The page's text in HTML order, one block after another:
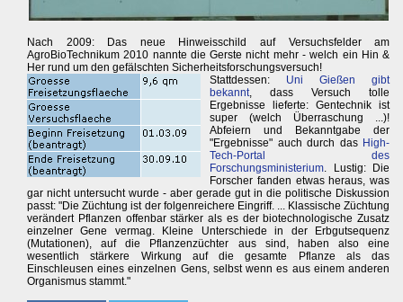
Nach 2009: Das neue Hinweisschild auf Versuchsfelder am
AgroBioTechnikum 2010 nannte die Gerste nicht mehr - welch ein Hin &
Her rund um den gefälschten Sicherheitsforschungsversuch!
Stattdessen: Uni Gießen gibt
bekannt, dass Versuch tolle
Ergebnisse lieferte: Gentechnik ist
super (welch Überraschung ...)!
Abfeiern und Bekanntgabe der
"Ergebnisse" auch durch das High-
Tech-Portal des
Forschungsministerium. Lustig: Die
Forscher fanden etwas heraus, was
gar nicht untersucht wurde - aber gerade gut in die politische Diskussion
passt: "Die Züchtung ist der folgenreichere Eingriff. ... Klassische Züchtung
verändert Pflanzen offenbar stärker als es der biotechnologische Zusatz
einzelner Gene vermag. Kleine Unterschiede in der Erbgutsequenz
(Mutationen), auf die Pflanzenzüchter aus sind, haben also eine
wesentlich stärkere Wirkung auf die gesamte Pflanze als das
Einschleusen eines einzelnen Gens, selbst wenn es aus einem anderen
Organismus stammt."